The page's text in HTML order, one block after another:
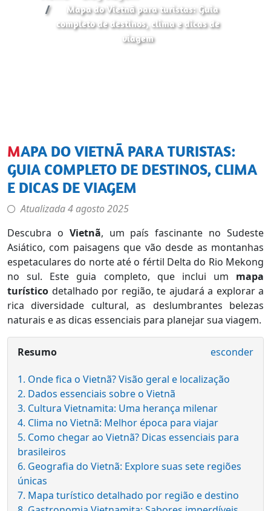
Mapa do Vietnã para turistas: Guia
completo de destinos, clima e dicas de
viagem
MAPA DO VIETNÃ PARA TURISTAS:
GUIA COMPLETO DE DESTINOS, CLIMA
E DICAS DE VIAGEM
Atualizada4 agosto 2025
Descubra o Vietnã, um país fascinante no Sudeste
Asiático, com paisagens que vão desde as montanhas
espetaculares do norte até o fértil Delta do Rio Mekong
no sul. Este guia completo, que inclui um mapa
turístico detalhado por região, te ajudará a explorar a
rica diversidade cultural, as deslumbrantes belezas
naturais e as dicas essenciais para planejar sua viagem.
Resumo esconder
1. Onde fica o Vietnã? Visão geral e localização
2. Dados essenciais sobre o Vietnã
3. Cultura Vietnamita: Uma herança milenar
4. Clima no Vietnã: Melhor época para viajar
5. Como chegar ao Vietnã? Dicas essenciais para
brasileiros
6. Geografia do Vietnã: Explore suas sete regiões
únicas
7. Mapa turístico detalhado por região e destino